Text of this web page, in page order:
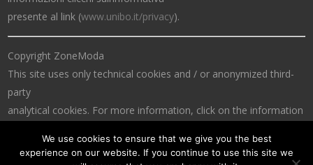
presente al link (www.unibo.it/privacy).
Copyright ZoneModa
This site uses only technical cookies and / or anonymized third-
party
analytical cookies. For more information, click on the information
We use cookies to ensure that we give you the best
experience on our website. If you continue to use this site we